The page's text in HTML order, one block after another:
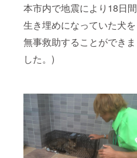
本市内で地震により18日間
生き埋めになっていた犬を
無事救助することができま
した。)